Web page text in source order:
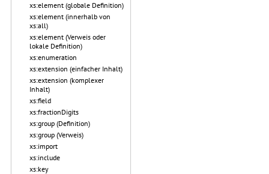
xs:element (globale Definition)
xs:element (innerhalb von
xs:all)
xs:element (Verweis oder
lokale Definition)
xs:enumeration
xs:extension (einfacher Inhalt)
xs:extension (komplexer
Inhalt)
xs:field
xs:fractionDigits
xs:group (Definition)
xs:group (Verweis)
xs:import
xs:include
xs:key